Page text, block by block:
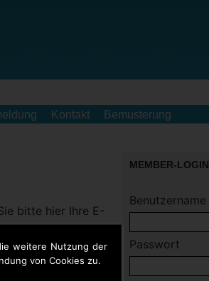
weitere Nutzung der
von Cookies zu.
Kontakt Bemusterung
bitte hier Ihre E-
MEMBER-LOGIN
Benutzername
Passwort